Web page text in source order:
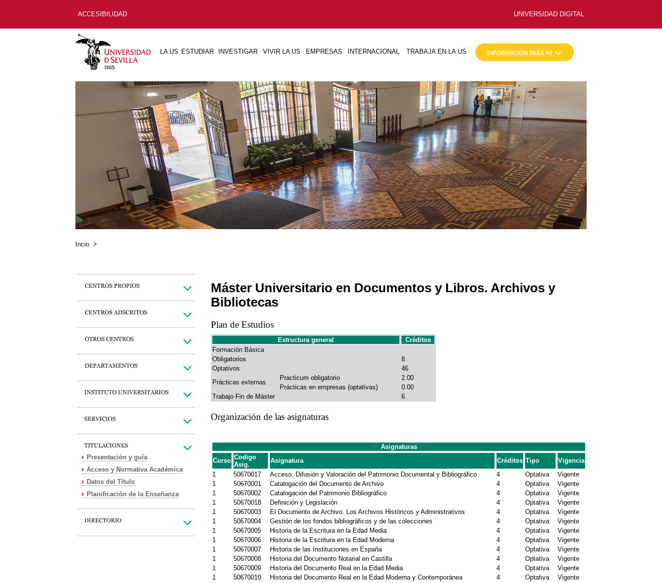
ACCESIBILIDAD UNIVERSIDAD DIGITAL
LA US ESTUDIAR INVESTIGAR VIVIR LA US EMPRESAS INTERNACIONAL TRABAJA EN LA US
Incio >
Presentación y guía
Acceso y Normativa Académica
Datos del Título
Planificación de la Enseñanza
Máster Universitario en Documentos y Libros. Archivos y
Bibliotecas
Plan de Estudios
Estructura general
Créditos
Formación Básica
Obligatorios
8
Optativos
46
Prácticas externas
Practicum obligatorio
2.00
Prácticas en empresas (optativas)
0.00
Trabajo Fin de Máster
6
Organización de las asignaturas
Asignaturas
Curso Codigo
Asig.
Asignatura Créditos Tipo
Vigencia
1
50670017 Acceso, Difusión y Valoración del Patrimonio Documental y Bibliográfico 4 Optativa
Vigente
1
50670001 Catalogación del Documento de Archivo 4 Optativa
Vigente
1
50670002 Catalogación del Patrimonio Bibliográfico 4 Optativa
Vigente
1
50670018 Definición y Legislación 4 Optativa
Vigente
1
50670003 El Documento de Archivo. Los Archivos Históricos y Administrativos 4 Optativa
Vigente
1
50670004 Gestión de los fondos bibliográficos y de las colecciones 4 Optativa
Vigente
1
50670005 Historia de la Escritura en la Edad Media 4 Optativa
Vigente
1
50670006 Historia de la Escritura en la Edad Moderna 4 Optativa
Vigente
1
50670007 Historia de las Instituciones en España 4 Optativa
Vigente
1
50670008 Historia del Documento Notarial en Castilla 4 Optativa
Vigente
1
50670009 Historia del Documento Real en la Edad Media 4 Optativa
Vigente
1
50670010 Historia del Documento Real en la Edad Moderna y Contemporánea 4 Optativa
Vigente